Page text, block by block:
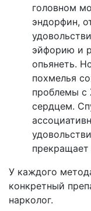
головном
эндорфин,
эйфорию и
опьянеть.
похмелья
проблемы с
сердцем.
прекращает
У каждого
конкретный
нарколог.